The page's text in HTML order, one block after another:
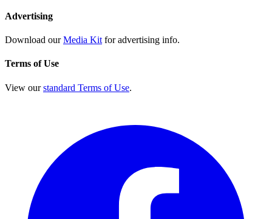
Advertising
Download ourMedia Kit for advertising info.
Terms of Use
View ourstandard Terms of Use.